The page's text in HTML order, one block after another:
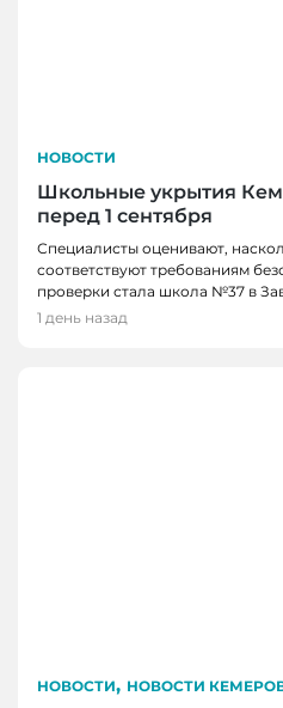
НОВОСТИ
Школьные укрытия
перед 1 сентября
Специалисты оценивают,
соответствуют требованиям
проверки стала школа №37 в
1 день назад
НОВОСТИ, НОВОСТИ